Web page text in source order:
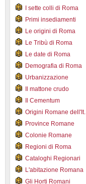
I sette colli di Roma
Primi insediamenti
Le origini di Roma
Le Tribù di Roma
Le date di Roma
Demografia di Roma
Urbanizzazione
Il mattone crudo
Il Cementum
Origini Romane dell'It.
Province Romane
Colonie Romane
Regioni di Roma
Cataloghi Regionari
L'abitazione Romana
Gli Horti Romani